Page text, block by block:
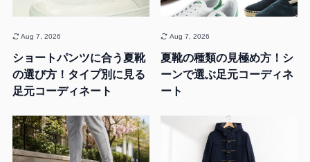
ショートパンツに合う夏靴
の選び方！タイプ別に見る
足元コーディネート
Aug 7, 2026
夏靴の種類の見極め方！シ
ーンで選ぶ足元コーディネ
ート
Aug 7, 2026